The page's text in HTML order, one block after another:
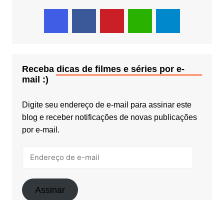
Receba dicas de filmes e séries por e-
mail :)
Digite seu endereço de e-mail para assinar este
blog e receber notificações de novas publicações
por e-mail.
mail Assinar